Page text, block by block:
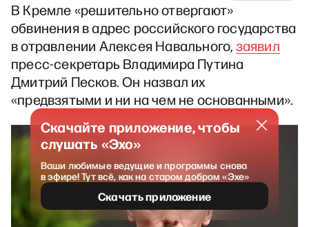
В Кремле «решительно отвергают»
обвинения в адрес российского государства
в отравлении Алексея Навального,заявил
пресс-секретарь Владимира Путина
Дмитрий Песков. Он назвал их
«предвзятыми и ни на чем не основанными».
Скачайте приложение, чтобы
слушать «Эхо»
Ваши любимые ведущие и программы снова
в эфире! Тут всё, как на старом добром «Эхе»
Скачать приложение